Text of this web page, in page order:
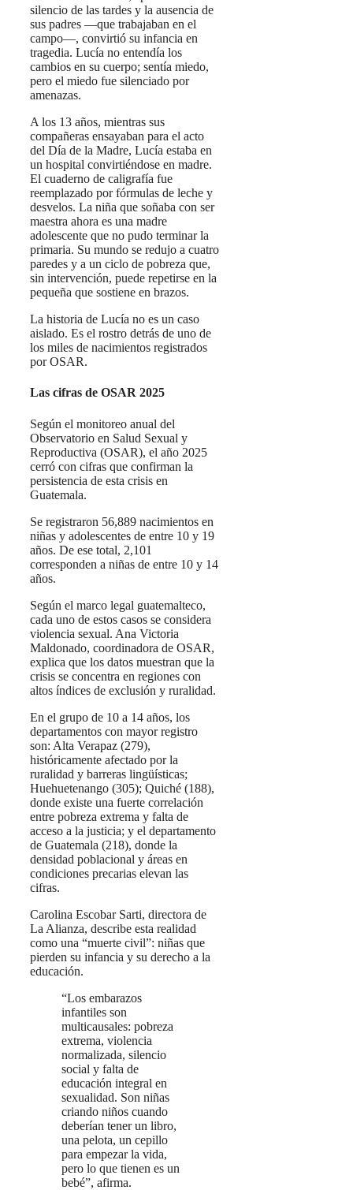
silencio de las tardes y la ausencia de
sus padres —que trabajaban en el
campo—, convirtió su infancia en
tragedia. Lucía no entendía los
cambios en su cuerpo; sentía miedo,
pero el miedo fue silenciado por
amenazas.
A los 13 años, mientras sus
compañeras ensayaban para el acto
del Día de la Madre, Lucía estaba en
un hospital convirtiéndose en madre.
El cuaderno de caligrafía fue
reemplazado por fórmulas de leche y
desvelos. La niña que soñaba con ser
maestra ahora es una madre
adolescente que no pudo terminar la
primaria. Su mundo se redujo a cuatro
paredes y a un ciclo de pobreza que,
sin intervención, puede repetirse en la
pequeña que sostiene en brazos.
La historia de Lucía no es un caso
aislado. Es el rostro detrás de uno de
los miles de nacimientos registrados
por OSAR.
Las cifras de OSAR 2025
Según el monitoreo anual del
Observatorio en Salud Sexual y
Reproductiva (OSAR), el año 2025
cerró con cifras que confirman la
persistencia de esta crisis en
Guatemala.
Se registraron 56,889 nacimientos en
niñas y adolescentes de entre 10 y 19
años. De ese total, 2,101
corresponden a niñas de entre 10 y 14
años.
Según el marco legal guatemalteco,
cada uno de estos casos se considera
violencia sexual. Ana Victoria
Maldonado, coordinadora de OSAR,
explica que los datos muestran que la
crisis se concentra en regiones con
altos índices de exclusión y ruralidad.
En el grupo de 10 a 14 años, los
departamentos con mayor registro
son: Alta Verapaz (279),
históricamente afectado por la
ruralidad y barreras lingüísticas;
Huehuetenango (305); Quiché (188),
donde existe una fuerte correlación
entre pobreza extrema y falta de
acceso a la justicia; y el departamento
de Guatemala (218), donde la
densidad poblacional y áreas en
condiciones precarias elevan las
cifras.
Carolina Escobar Sarti, directora de
La Alianza, describe esta realidad
como una “muerte civil”: niñas que
pierden su infancia y su derecho a la
educación.
“Los embarazos
infantiles son
multicausales: pobreza
extrema, violencia
normalizada, silencio
social y falta de
educación integral en
sexualidad. Son niñas
criando niños cuando
deberían tener un libro,
una pelota, un cepillo
para empezar la vida,
pero lo que tienen es un
bebé”, afirma.